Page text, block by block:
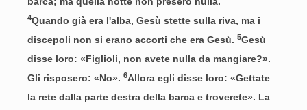
4Quando già era l'alba, Gesù stette sulla riva, ma i
discepoli non si erano accorti che era Gesù. 5Gesù
disse loro: «Figlioli, non avete nulla da mangiare?».
Gli risposero: «No». 6Allora egli disse loro: «Gettate
la rete dalla parte destra della barca e troverete». La